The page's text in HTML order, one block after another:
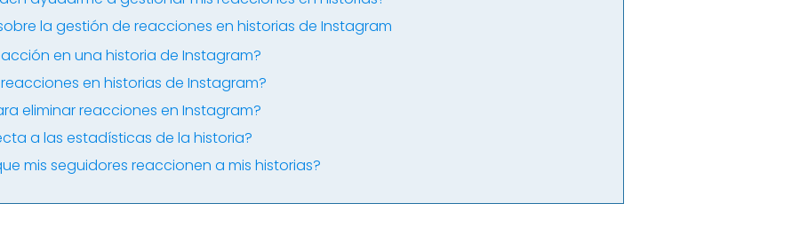
la gestión de reacciones en historias de Instagram
en una historia de Instagram?
en historias de Instagram?
eliminar reacciones en Instagram?
a las estadísticas de la historia?
mis seguidores reaccionen a mis historias?